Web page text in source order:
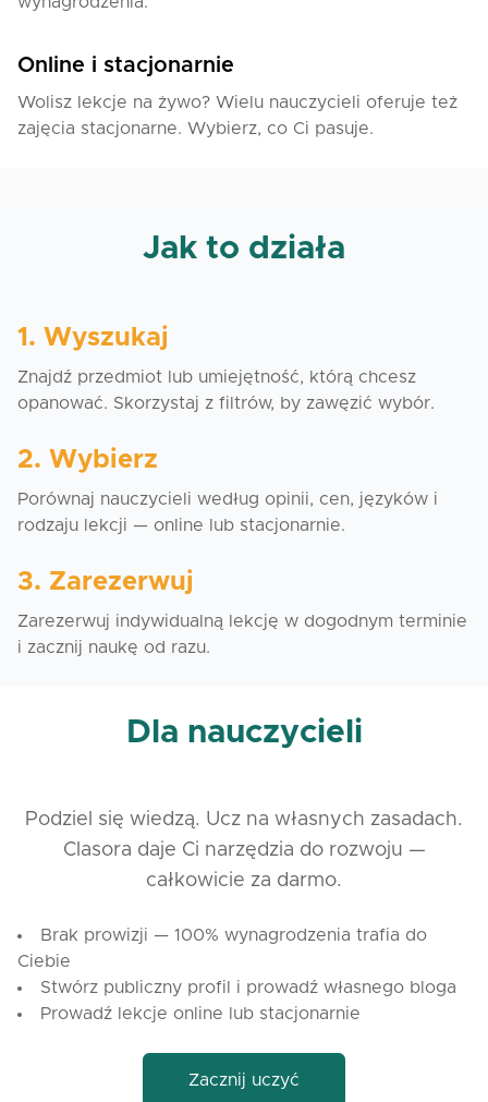
Online i stacjonarnie
Wolisz lekcje na żywo? Wielu nauczycieli oferuje też
zajęcia stacjonarne. Wybierz, co Ci pasuje.
Jak to działa
1. Wyszukaj
Znajdź przedmiot lub umiejętność, którą chcesz
opanować. Skorzystaj z filtrów, by zawęzić wybór.
2. Wybierz
Porównaj nauczycieli według opinii, cen, języków i
rodzaju lekcji — online lub stacjonarnie.
3. Zarezerwuj
Zarezerwuj indywidualną lekcję w dogodnym terminie
i zacznij naukę od razu.
Dla nauczycieli
Podziel się wiedzą. Ucz na własnych zasadach.
Clasora daje Ci narzędzia do rozwoju —
całkowicie za darmo.
Brak prowizji — 100% wynagrodzenia trafia do
Ciebie
Stwórz publiczny profil i prowadź własnego bloga
Prowadź lekcje online lub stacjonarnie
Zacznij uczyć